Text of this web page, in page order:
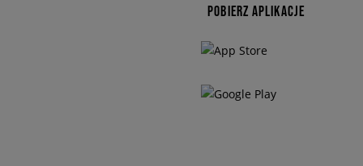
POBIERZ APLIKACJE